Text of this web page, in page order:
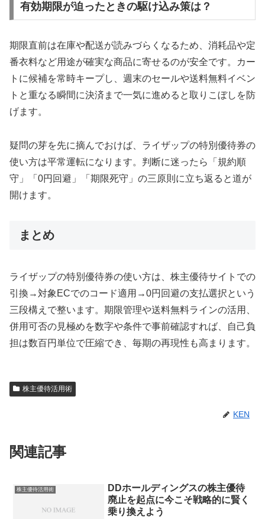
有効期限が迫ったときの駆け込み策は？
期限直前は在庫や配送が読みづらくなるため、消耗品や定
番衣料など用途が確実な商品に寄せるのが安全です。カー
トに候補を常時キープし、週末のセールや送料無料イベン
トと重なる瞬間に決済まで一気に進めると取りこぼしを防
げます。
疑問の芽を先に摘んでおけば、ライザップの特別優待券の
使い方は平常運転になります。判断に迷ったら「規約順
守」「0円回避」「期限死守」の三原則に立ち返ると道が
開けます。
まとめ
ライザップの特別優待券の使い方は、株主優待サイトでの
引換→対象ECでのコード適用→0円回避の支払選択という
三段構えで整います。期限管理や送料無料ラインの活用、
併用可否の見極めを数字や条件で事前確認すれば、自己負
担は数百円単位で圧縮でき、毎期の再現性も高まります。
株主優待活用術
KEN
関連記事
株主優待活用術
DDホールディングスの株主優待
廃止を起点に今こそ戦略的に賢く
乗り換えよう